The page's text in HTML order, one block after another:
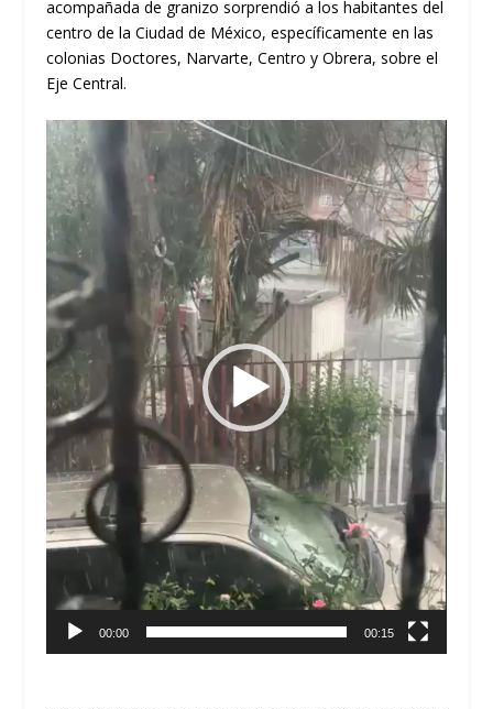
acompañada de granizo sorprendió a los habitantes del
centro de la Ciudad de México, específicamente en las
colonias Doctores, Narvarte, Centro y Obrera, sobre el
Eje Central.
Reproductor
de
vídeo
00:00 00:15